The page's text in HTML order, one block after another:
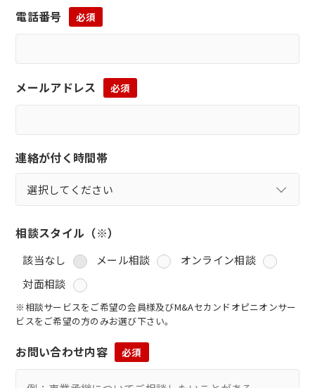
電話番号 必須
メールアドレス 必須
連絡が付く時間帯
相談スタイル（※）
該当なし メール相談
オンライン相談
対面相談
※相談サービスをご希望の会員様及びM&Aセカンドオピニオンサー
ビスをご希望の方のみお選び下さい。
お問い合わせ内容 必須